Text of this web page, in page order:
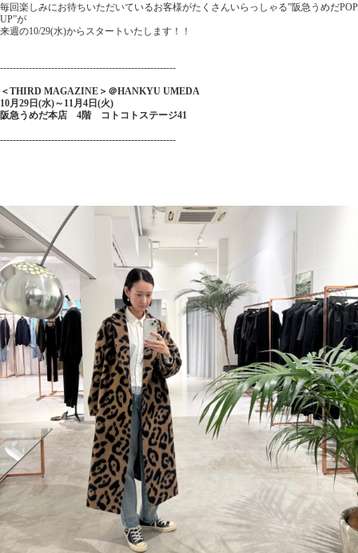
毎回楽しみにお待ちいただいているお客様がたくさんいらっしゃる”阪急うめだPOP
UP”が
来週の10/29(水)からスタートいたします！！
-------------------------------------------------------
＜THIRD MAGAZINE＞＠HANKYU UMEDA
10月29日(水)～11月4日(火)
阪急うめだ本店 4階 コトコトステージ41
-------------------------------------------------------